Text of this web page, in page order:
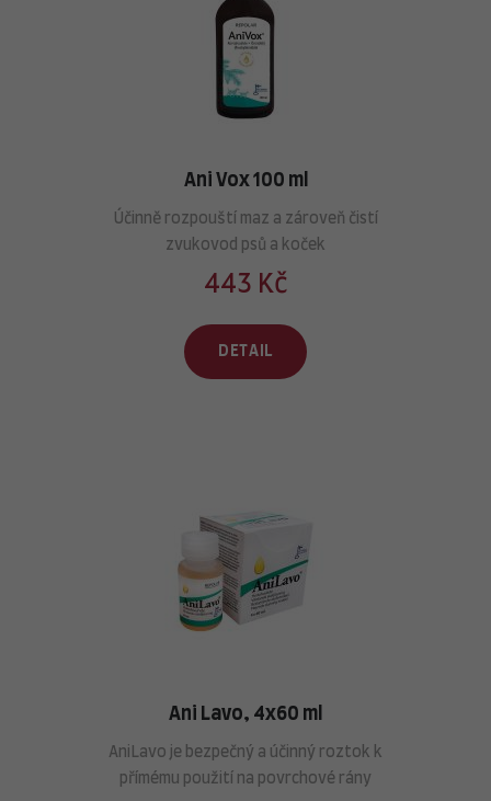
Ani Vox 100 ml
Účinně rozpouští maz a zároveň čistí
zvukovod psů a koček
443 Kč
DETAIL
Ani Lavo, 4x60 ml
AniLavo je bezpečný a účinný roztok k
přímému použití na povrchové rány